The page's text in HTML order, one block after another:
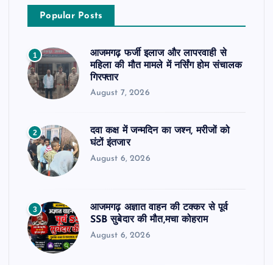
Popular Posts
1
आजमगढ़ फर्जी इलाज और लापरवाही से
महिला की मौत मामले में नर्सिंग होम संचालक
गिरफ्तार
August 7, 2026
2
दवा कक्ष में जन्मदिन का जश्न, मरीजों को
घंटों इंतजार
August 6, 2026
3
आजमगढ़ अज्ञात वाहन की टक्कर से पूर्व
SSB सुबेदार की मौत,मचा कोहराम
August 6, 2026